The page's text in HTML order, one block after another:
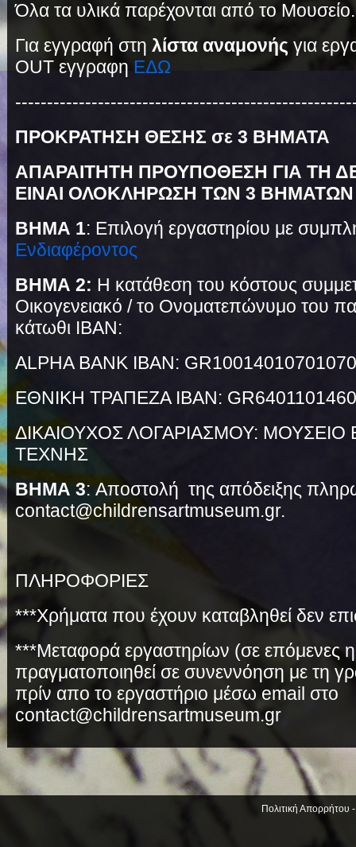
Όλα τα υλικά παρέχονται από το Μουσείο.
Για εγγραφή στη λίστα αναμονής για
OUT εγγραφη ΕΔΩ
ΠΡΟΚΡΑΤΗΣΗ ΘΕΣΗΣ σε 3 ΒΗΜΑΤΑ
ΑΠΑΡΑΙΤΗΤΗ ΠΡΟΥΠΟΘΕΣΗ ΓΙΑ ΤΗ
ΕΙΝΑΙ ΟΛΟΚΛΗΡΩΣΗ ΤΩΝ 3
ΒΗΜΑ 1: Επιλογή εργαστηρίου με
Ενδιαφέροντος
ΒΗΜΑ 2: Η κατάθεση του κόστους
Οικογενειακό / το Ονοματεπώνυμο του
κάτωθι ΙΒΑΝ:
ALPHA BANK IBAN:
ΕΘΝΙΚΗ ΤΡΑΠΕΖΑ IBAN:
ΔΙΚΑΙΟΥΧΟΣ ΛΟΓΑΡΙΑΣΜΟΥ: ΜΟΥΣΕΙΟ
ΤΕΧΝΗΣ
ΒΗΜΑ 3: Αποστολή της απόδειξης
contact@childrensartmuseum.gr.
ΠΛΗΡΟΦΟΡΙΕΣ
***Χρήματα που έχουν καταβληθεί δεν
***Μεταφορά εργαστηρίων (σε επόμενες
πραγματοποιηθεί σε συνεννόηση με τη
πρίν απο το εργαστήριο μέσω email στο
contact@childrensartmuseum.gr
Πολιτική